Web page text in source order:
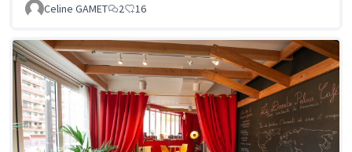
Celine GAMET 2 16